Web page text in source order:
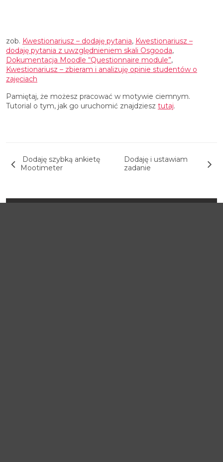
zob. Kwestionariusz – dodaję pytania, Kwestionariusz –
dodaję pytania z uwzględnieniem skali Osgooda,
Dokumentacja Moodle “Questionnaire module”,
Kwestionariusz – zbieram i analizuję opinie studentów o
zajęciach
Pamiętaj, że możesz pracować w motywie ciemnym.
Tutorial o tym, jak go uruchomić znajdziesz tutaj.
Dodaję szybką ankietę
Mootimeter
Dodaję i ustawiam
zadanie